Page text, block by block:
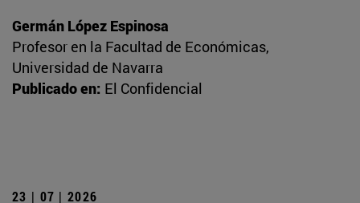
Germán López Espinosa
Profesor en la Facultad de Económicas,
Universidad de Navarra
Publicado en: El Confidencial
23 | 07 | 2026